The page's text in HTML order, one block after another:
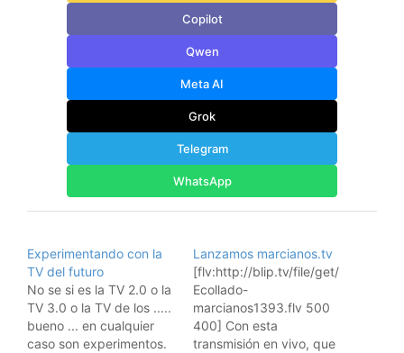
Copilot
Qwen
Meta AI
Grok
Telegram
WhatsApp
Experimentando con la
TV del futuro
No se si es la TV 2.0 o la
TV 3.0 o la TV de los .....
bueno ... en cualquier
caso son experimentos.
Lanzamos marcianos.tv
[flv:http://blip.tv/file/get/
Ecollado-
marcianos1393.flv 500
400] Con esta
transmisión en vivo, que